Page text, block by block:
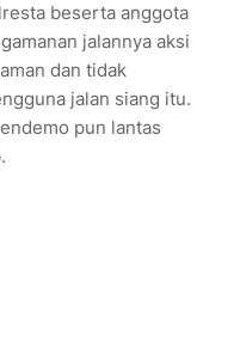
beserta anggota
jalannya aksi
dan tidak
jalan siang itu.
pun lantas